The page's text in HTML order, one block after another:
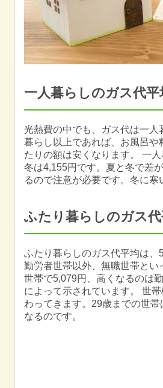
一人暮らしのガス代平
光熱費の中でも、ガス代は一人
暮らし以上であれば、お風呂
たりの額は安くなります。 一
冬は4,155円です。夏と冬で差
るので注意が必要です。冬に寒
ふたり暮らしのガス代
ふたり暮らしのガス代平均は
勤労者世帯以外、無職世帯と
世帯で5,079円、高くなるのは
によって示されています。 世
わってきます。29歳までの世
なるのです。